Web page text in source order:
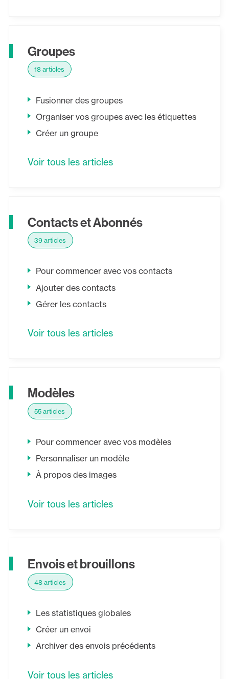
Groupes
18 articles
Fusionner des groupes
Organiser vos groupes avec les étiquettes
Créer un groupe
Voir tous les articles
Contacts et Abonnés
39 articles
Pour commencer avec vos contacts
Ajouter des contacts
Gérer les contacts
Voir tous les articles
Modèles
55 articles
Pour commencer avec vos modèles
Personnaliser un modèle
À propos des images
Voir tous les articles
Envois et brouillons
48 articles
Les statistiques globales
Créer un envoi
Archiver des envois précédents
Voir tous les articles